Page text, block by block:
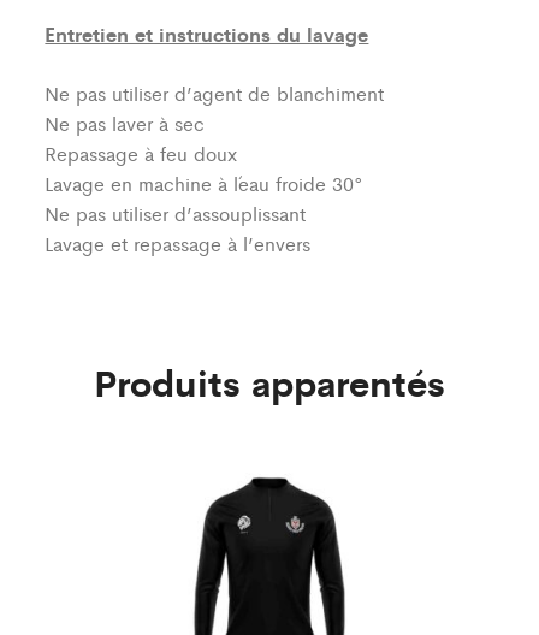
Entretien et instructions du lavage
Ne pas utiliser d’agent de blanchiment
Ne pas laver à sec
Repassage à feu doux
Lavage en machine à l´eau froide 30°
Ne pas utiliser d’assouplissant
Lavage et repassage à l’envers
Produits apparentés